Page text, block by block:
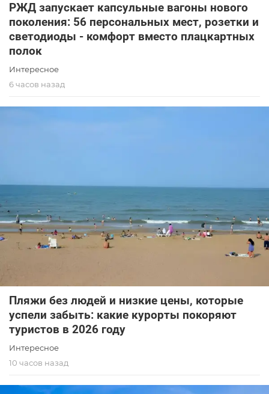
РЖД запускает капсульные вагоны нового
поколения: 56 персональных мест, розетки и
светодиоды - комфорт вместо плацкартных
полок
Интересное
6 часов назад
Пляжи без людей и низкие цены, которые
успели забыть: какие курорты покоряют
туристов в 2026 году
Интересное
10 часов назад